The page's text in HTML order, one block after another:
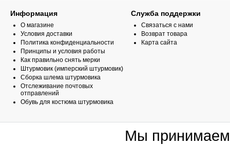
Информация
О магазине
Условия доставки
Политика конфиденциальности
Принципы и условия работы
Как правильно снять мерки
Штурмовик (имперский штурмовик)
Сборка шлема штурмовика
Отслеживание почтовых
отправлений
Обувь для костюма штурмовика
Служба поддержки
Связаться с нами
Возврат товара
Карта сайта
Мы